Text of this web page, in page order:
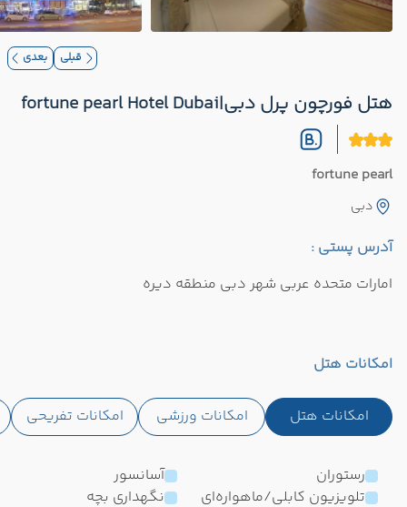
قبلی بعدی
هتل فورچون پرل دبی|fortune pearl Hotel Dubai
fortune pearl
دبی
آدرس پستی :
امارات متحده عربی شهر دبی منطقه دیره
امکانات هتل
امکانات هتل امکانات ورزشی امکانات تفریحی
رستوران
تلویزیون کابلی/ماهواره‌ای
آسانسور
نگهداری بچه